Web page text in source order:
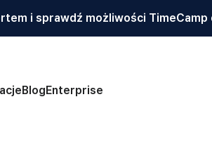
i sprawdź możliwości TimeCamp
BlogEnterprise